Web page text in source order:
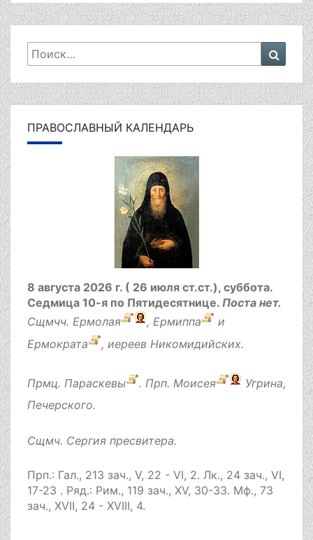
Искать: Поиск
ПРАВОСЛАВНЫЙ КАЛЕНДАРЬ
8 августа 2026 г. ( 26 июля ст.ст.), суббота.
Седмица 10-я по Пятидесятнице. Поста нет.
Сщмчч. Ермолая , Ермиппа
и
Ермократа
, иереев Никомидийских.
Прмц. Параскевы . Прп. Моисея
Угрина,
Печерского.
Сщмч. Сергия пресвитера.
Прп.: Гал., 213 зач., V, 22 - VI, 2. Лк., 24 зач., VI,
17-23 . Ряд.: Рим., 119 зач., XV, 30-33. Мф., 73
зач., XVII, 24 - XVIII, 4.